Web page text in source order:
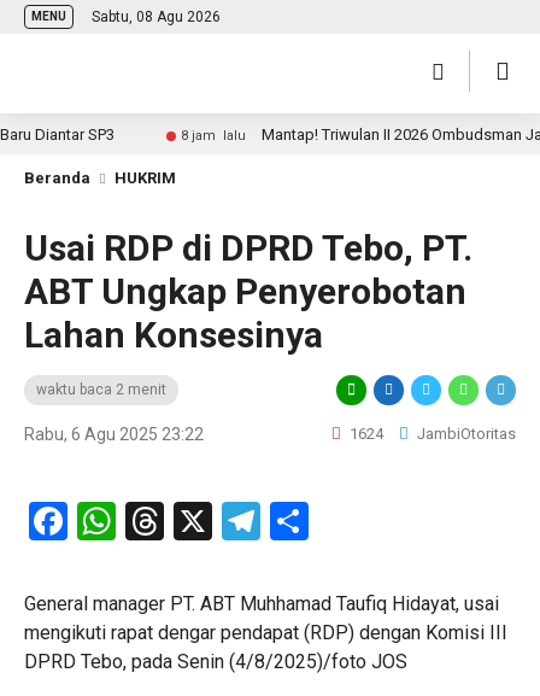
MENU Sabtu, 08 Agu 2026
SP3 8 jam lalu Mantap! Triwulan II 2026 Ombudsman
Beranda HUKRIM
Usai RDP di DPRD Tebo, PT.
ABT Ungkap Penyerobotan
Lahan Konsesinya
waktu baca 2 menit
Rabu, 6 Agu 2025 23:22 1624 JambiOtoritas
Facebook
WhatsApp
Threads
X Telegram
General manager PT. ABT Muhhamad Taufiq Hidayat, usai
mengikuti rapat dengar pendapat (RDP) dengan Komisi III
DPRD Tebo, pada Senin (4/8/2025)/foto JOS